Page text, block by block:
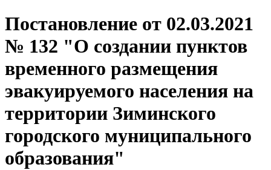
Постановление от 02.03.2021
№ 132 "О создании пунктов
временного размещения
эвакуируемого населения на
территории Зиминского
городского муниципального
образования"